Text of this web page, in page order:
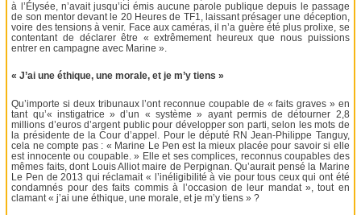
à l’Élysée, n’avait jusqu’ici émis aucune parole publique depuis le passage
de son mentor devant le 20 Heures de TF1, laissant présager une déception,
voire des tensions à venir. Face aux caméras, il n’a guère été plus prolixe, se
contentant de déclarer être « extrêmement heureux que nous puissions
entrer en campagne avec Marine ».
« J’ai une éthique, une morale, et je m’y tiens »
Qu’importe si deux tribunaux l’ont reconnue coupable de « faits graves » en
tant qu’« instigatrice » d’un « système » ayant permis de détourner 2,8
millions d’euros d’argent public pour développer son parti, selon les mots de
la présidente de la Cour d’appel. Pour le député RN Jean-Philippe Tanguy,
cela ne compte pas : « Marine Le Pen est la mieux placée pour savoir si elle
est innocente ou coupable. » Elle et ses complices, reconnus coupables des
mêmes faits, dont Louis Alliot maire de Perpignan. Qu’aurait pensé la Marine
Le Pen de 2013 qui réclamait « l’inéligibilité à vie pour tous ceux qui ont été
condamnés pour des faits commis à l’occasion de leur mandat », tout en
clamant « j’ai une éthique, une morale, et je m’y tiens » ?